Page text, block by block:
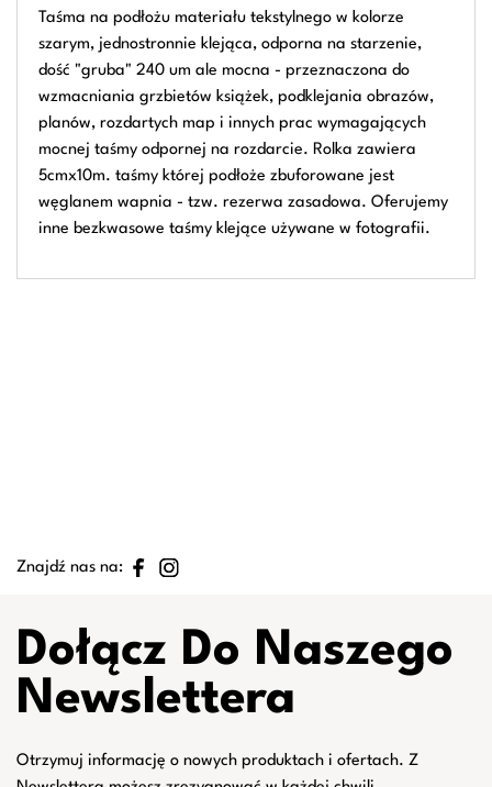
Taśma na podłożu materiału tekstylnego w kolorze
szarym, jednostronnie klejąca, odporna na starzenie,
dość "gruba" 240 um ale mocna - przeznaczona do
wzmacniania grzbietów książek, podklejania obrazów,
planów, rozdartych map i innych prac wymagających
mocnej taśmy odpornej na rozdarcie. Rolka zawiera
5cmx10m. taśmy której podłoże zbuforowane jest
węglanem wapnia - tzw. rezerwa zasadowa. Oferujemy
inne bezkwasowe taśmy klejące używane w fotografii.
Znajdź nas na:
Dołącz Do Naszego
Newslettera
Otrzymuj informację o nowych produktach i ofertach. Z